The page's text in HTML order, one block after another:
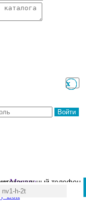
x
x
телефон
984-41-00
Москва
Lok